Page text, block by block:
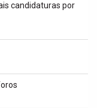
candidaturas por